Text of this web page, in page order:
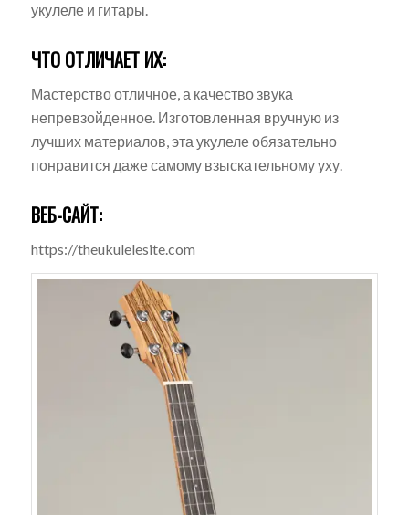
укулеле и гитары.
ЧТО ОТЛИЧАЕТ ИХ:
Мастерство отличное, а качество звука
непревзойденное. Изготовленная вручную из
лучших материалов, эта укулеле обязательно
понравится даже самому взыскательному уху.
ВЕБ-САЙТ:
https://theukulelesite.com